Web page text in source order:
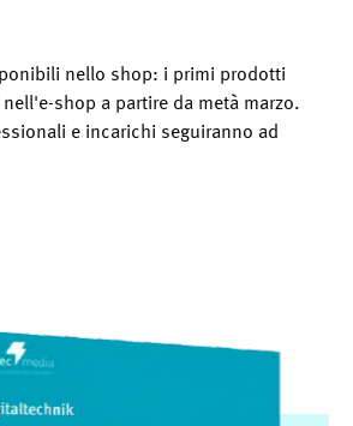
nello shop: i primi prodotti
shop a partire da metà marzo.
e incarichi seguiranno ad